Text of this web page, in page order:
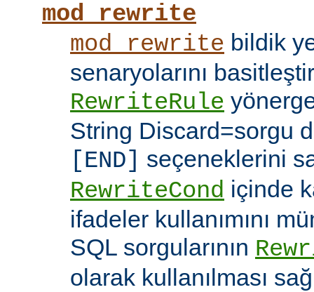
mod_rewrite
mod_rewrite bildik
senaryolarını
RewriteRule
String Discard=sorgu
[END]
seçeneklerini
RewriteCond içinde
ifadeler kullanımını
SQL sorgularının
olarak kullanılması